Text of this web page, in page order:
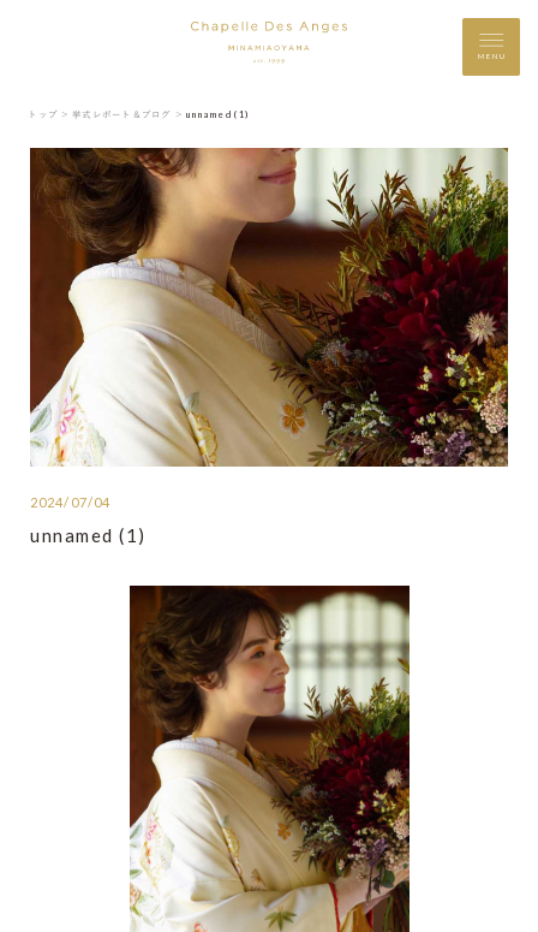
MENU
トップ ＞ 挙式レポート＆ブログ ＞ unnamed (1)
2024/07/04
unnamed (1)